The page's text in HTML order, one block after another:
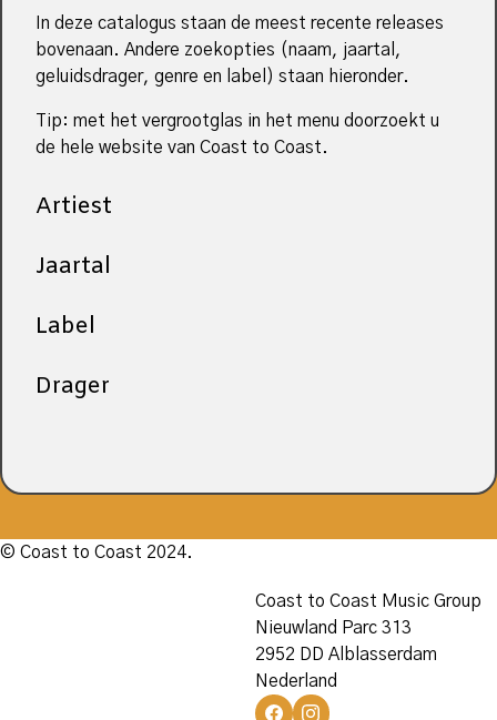
In deze catalogus staan de meest recente releases
bovenaan. Andere zoekopties (naam, jaartal,
geluidsdrager, genre en label) staan hieronder.
Tip: met het vergrootglas in het menu doorzoekt u
de hele website van Coast to Coast.
Artiest
Jaartal
Label
Drager
© Coast to Coast 2024.
Coast to Coast Music Group
Nieuwland Parc 313
2952 DD Alblasserdam
Nederland